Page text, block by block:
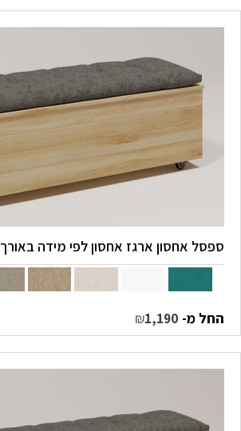
ספסל אחסון ארגז אחסון לפי מידה באורך 150-159 ס"מ
החל מ- ₪1,190